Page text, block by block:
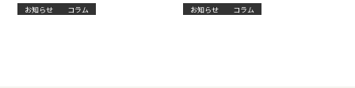
お知らせ コラム
業経営者が“判断を誤らない”ため
お知らせ コラム